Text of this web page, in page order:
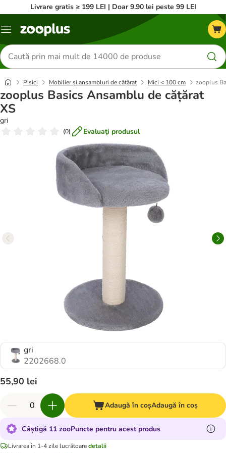
Livrare gratis ≥ 199 LEI | Doar 9.90 lei peste 99 LEI
Categorii
Căutare
produse
Pisici Mobilier și ansambluri de cățărat Mici < 100 cm zooplus
zooplus Basics Ansamblu de cățărat
XS
gri
(0) Evaluaţi produsul
gri
2202668.0
55,90 lei
Adaugă în coșAdaugă în coș
Câștigă 11 zooPuncte pentru acest produs
Livrarea în 1-4 zile lucrătoaredetalii